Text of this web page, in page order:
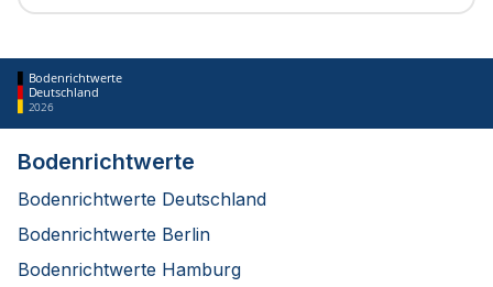
Bodenrichtwerte
Deutschland
2026
Bodenrichtwerte
Bodenrichtwerte Deutschland
Bodenrichtwerte Berlin
Bodenrichtwerte Hamburg